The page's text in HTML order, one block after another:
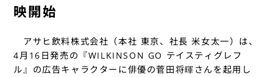
映開始
アサヒ飲料株式会社（本社 東京、社長 米女太一）は、
4月16日発売の『WILKINSON GO テイスティグレフ
ル』の広告キャラクターに俳優の菅田将暉さんを起用し